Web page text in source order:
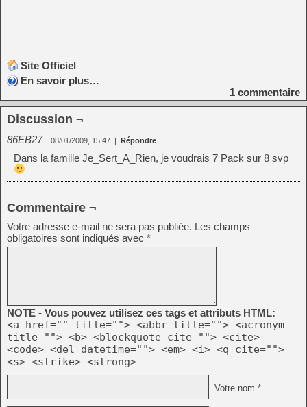
Site Officiel
En savoir plus…
1 commentaire
Discussion ¬
86EB27 08/01/2009, 15:47 | Répondre
Dans la famille Je_Sert_A_Rien, je voudrais 7 Pack sur 8 svp
Commentaire ¬
Votre adresse e-mail ne sera pas publiée. Les champs
obligatoires sont indiqués avec *
NOTE - Vous pouvez utilisez ces tags et attributs HTML:
<a href="" title=""> <abbr title=""> <acronym
title=""> <b> <blockquote cite=""> <cite>
<code> <del datetime=""> <em> <i> <q cite="">
<s> <strike> <strong>
Votre nom *